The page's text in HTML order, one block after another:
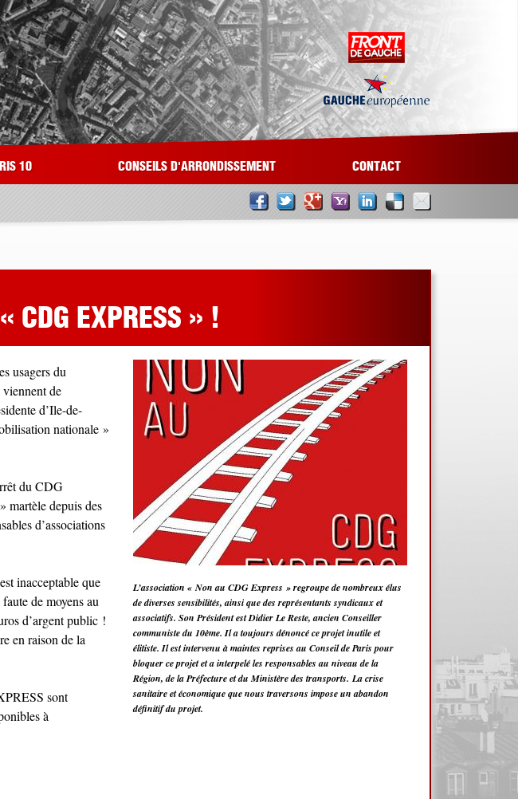
10 CONSEILS D'ARRONDISSEMENT CONTACT
CDG EXPRESS » !
L’association « Non au CDG Express » regroupe de nombreux élus
de diverses sensibilités, ainsi que des représentants syndicaux et
associatifs. Son Président est Didier Le Reste, ancien Conseiller
communiste du 10ème. Il a toujours dénoncé ce projet inutile et
élitiste. Il est intervenu à maintes reprises au Conseil de Paris pour
bloquer ce projet et a interpelé les responsables au niveau de la
Région, de la Préfecture et du Ministère des transports. La crise
sanitaire et économique que nous traversons impose un abandon
définitif du projet.
usagers du
de
d’Ile-de-
nationale »
du CDG
depuis des
d’associations
inacceptable que
de moyens au
d’argent public !
en raison de la
sont
à